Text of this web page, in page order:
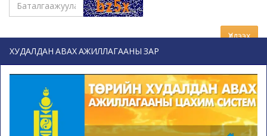
Үлдээх
ХУДАЛДАН АВАХ АЖИЛЛАГААНЫ ЗАР